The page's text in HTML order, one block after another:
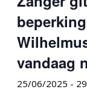
vandaag
25/06/2025 -